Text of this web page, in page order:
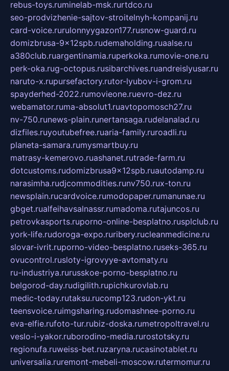
rebus-toys.ruminelab-msk.rurtdco.ru
seo-prodvizhenie-sajtov-stroitelnyh-kompanij.ru
card-voice.rurulonnyygazon177.rusnow-guard.ru
domizbrusa-9x12spb.rudemaholding.ruaalse.ru
a380club.ruargentinamia.ruperkoka.rumovie-one.ru
perk-oka.rug-octopus.rusibarchives.ruandreislyusar.ru
naruto-x.rupursefactory.rutor-lyubov-i-grom.ru
spayderhed-2022.rumovieone.ruevro-dez.ru
webamator.ruma-absolut1.ruavtopomosch27.ru
nv-750.runews-plain.runertansaga.rudelanalad.ru
dizfiles.ruyoutubefree.ruaria-family.ruroadli.ru
planeta-samara.rumysmartbuy.ru
matrasy-kemerovo.ruashanet.rutrade-farm.ru
dotcustoms.rudomizbrusa9x12spb.ruautodamp.ru
narasimha.rudjcommodities.runv750.rux-ton.ru
newsplain.rucardvoice.rumodopaper.rumanunae.ru
gbget.rualfeihavsalnassr.rumadoma.rutajuncos.ru
petrovkasports.ruporno-online-besplatno.rusplclub.ru
york-life.rudoroga-expo.ruribery.rucleanmedicine.ru
slovar-ivrit.ruporno-video-besplatno.ruseks-365.ru
ovucontrol.rusloty-igrovyye-avtomaty.ru
ru-industriya.rurusskoe-porno-besplatno.ru
belgorod-day.rudigilith.rupichkurovlab.ru
medic-today.rutaksu.rucomp123.rudon-ykt.ru
teensvoice.ruimgsharing.rudomashnee-porno.ru
eva-elfie.rufoto-tur.rubiz-doska.rumetropoltravel.ru
veslo-i-yakor.ruborodino-media.rurostotsky.ru
regionufa.ruweiss-bet.ruzaryna.rucasinotablet.ru
universalia.ruremont-mebeli-moscow.rutermomur.ru